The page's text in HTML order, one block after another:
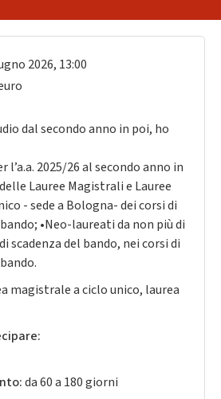
2026, 13:00
dal secondo anno in poi, ho
2025/26 al secondo anno in
Lauree Magistrali e Lauree
- sede a Bologna- dei corsi di
•Neo-laureati da non più di
scadenza del bando, nei corsi di
magistrale a ciclo unico, laurea
da 60 a 180 giorni